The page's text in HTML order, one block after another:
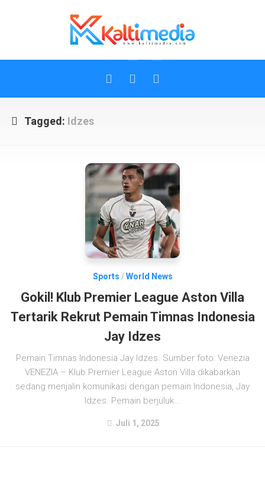
Tagged: Idzes
Sports /World News
Gokil! Klub Premier League Aston Villa
Tertarik Rekrut Pemain Timnas Indonesia
Jay Idzes
Pemain Timnas Indonesia Jay Idzes. Sumber foto: Venezia
VENEZIA – Klub Premier League Aston Villa dikabarkan
sedang menjalin komunikasi dengan pemain Indonesia, Jay
Idzes. Pemain berjuluk...
Juli 1, 2025